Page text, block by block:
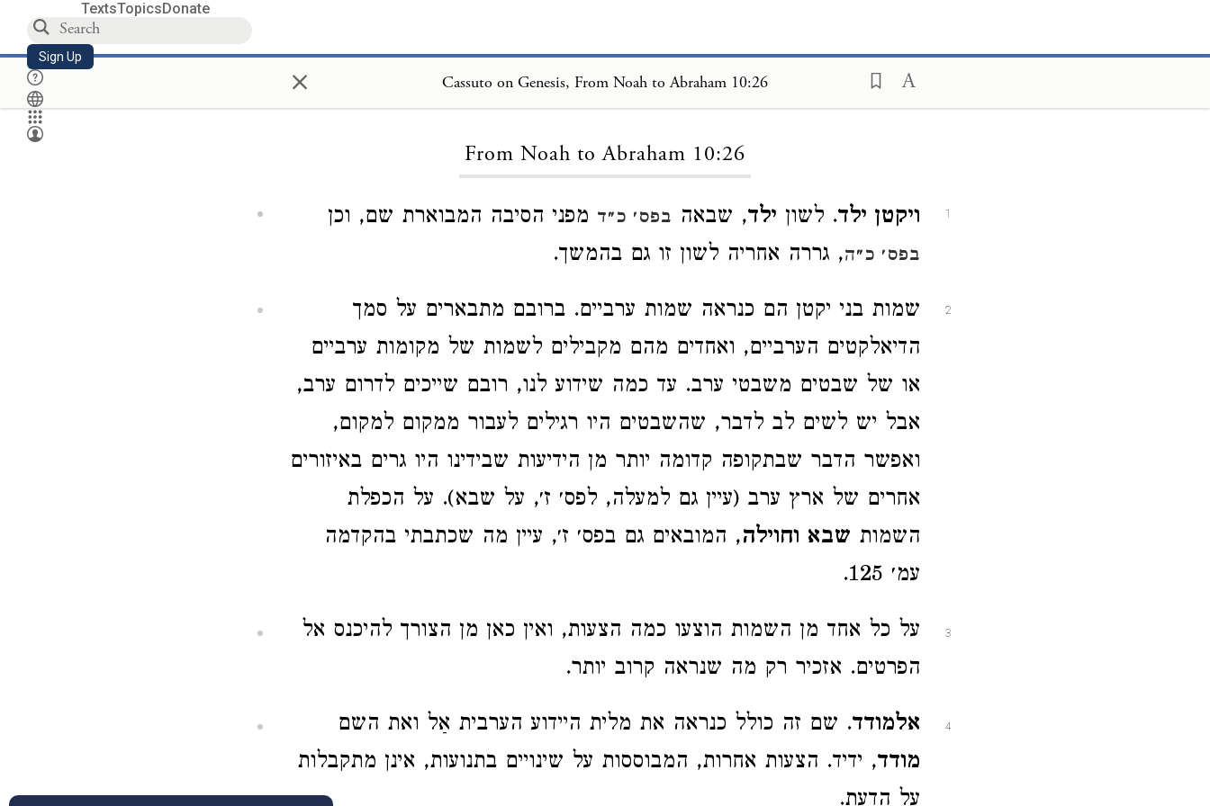
TextsTopicsDonate
Sign Up × Cassuto on Genesis, From Noah to Abraham 10:26
From Noah to Abraham 10:26
1 ויקטן ילד. לשון ילד, שבאה בפס׳ כ״ד מפני הסיבה המבוארת שם, וכן
בפס׳ כ״ה, גררה אחריה לשון זו גם בהמשך.
2
שמות בני יקטן הם כנראה שמות ערביים. ברובם מתבארים על סמך
הדיאלקטים הערביים, ואחדים מהם מקבילים לשמות של מקומות ערביים
או של שבטים משבטי ערב. עד כמה שידוע לנו, רובם שייכים לדרום ערב,
אבל יש לשים לב לדבר, שהשבטים היו רגילים לעבור ממקום למקום,
ואפשר הדבר שבתקופה קדומה יותר מן הידיעות שבידינו היו גרים באיזורים
אחרים של ארץ ערב (עיין גם למעלה, לפס׳ ז׳, על שבא). על הכפלת
השמות שבא וחוילה, המובאים גם בפס׳ ז׳, עיין מה שכתבתי בהקדמה
עמ׳ 125.
3
על כל אחד מן השמות הוצעו כמה הצעות, ואין כאן מן הצורך להיכנס אל
הפרטים. אזכיר רק מה שנראה קרוב יותר.
4 אלמודד. שם זה כולל כנראה את מלית היידוע הערבית אַל ואת השם
מודד, ידיד. הצעות אחרות, המבוססות על שינויים בתנועות, אינן מתקבלות